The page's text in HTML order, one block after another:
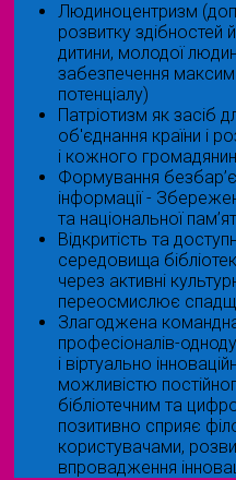
Людиноцентризм
розвитку
дитини, молодої
забезпечення
потенціалу)
Патріотизм як засіб
об'єднання країни і
і кожного
Формування
інформації -
та національної
Відкритість та
середовища
через активні
переосмислює
Злагоджена
професіоналів-
і віртуально
можливістю
бібліотечним та
позитивно сприяє
користувачами,
впровадження